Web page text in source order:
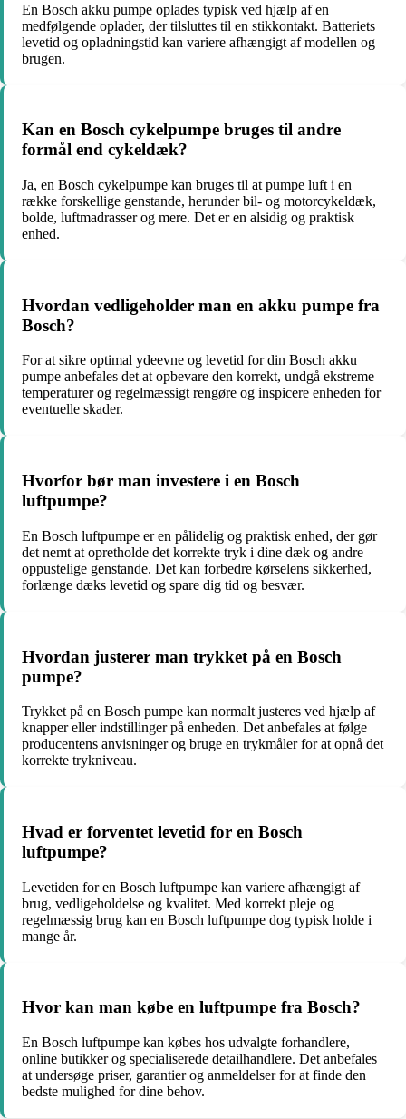
En Bosch akku pumpe oplades typisk ved hjælp af en
medfølgende oplader, der tilsluttes til en stikkontakt. Batteriets
levetid og opladningstid kan variere afhængigt af modellen og
brugen.
Kan en Bosch cykelpumpe bruges til andre
formål end cykeldæk?
Ja, en Bosch cykelpumpe kan bruges til at pumpe luft i en
række forskellige genstande, herunder bil- og motorcykeldæk,
bolde, luftmadrasser og mere. Det er en alsidig og praktisk
enhed.
Hvordan vedligeholder man en akku pumpe fra
Bosch?
For at sikre optimal ydeevne og levetid for din Bosch akku
pumpe anbefales det at opbevare den korrekt, undgå ekstreme
temperaturer og regelmæssigt rengøre og inspicere enheden for
eventuelle skader.
Hvorfor bør man investere i en Bosch
luftpumpe?
En Bosch luftpumpe er en pålidelig og praktisk enhed, der gør
det nemt at opretholde det korrekte tryk i dine dæk og andre
oppustelige genstande. Det kan forbedre kørselens sikkerhed,
forlænge dæks levetid og spare dig tid og besvær.
Hvordan justerer man trykket på en Bosch
pumpe?
Trykket på en Bosch pumpe kan normalt justeres ved hjælp af
knapper eller indstillinger på enheden. Det anbefales at følge
producentens anvisninger og bruge en trykmåler for at opnå det
korrekte trykniveau.
Hvad er forventet levetid for en Bosch
luftpumpe?
Levetiden for en Bosch luftpumpe kan variere afhængigt af
brug, vedligeholdelse og kvalitet. Med korrekt pleje og
regelmæssig brug kan en Bosch luftpumpe dog typisk holde i
mange år.
Hvor kan man købe en luftpumpe fra Bosch?
En Bosch luftpumpe kan købes hos udvalgte forhandlere,
online butikker og specialiserede detailhandlere. Det anbefales
at undersøge priser, garantier og anmeldelser for at finde den
bedste mulighed for dine behov.